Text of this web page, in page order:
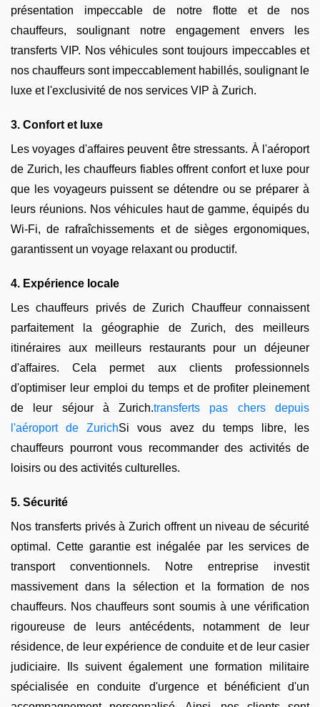
présentation impeccable de notre flotte et de nos
chauffeurs, soulignant notre engagement envers les
transferts VIP. Nos véhicules sont toujours impeccables et
nos chauffeurs sont impeccablement habillés, soulignant le
luxe et l'exclusivité de nos services VIP à Zurich.
3. Confort et luxe
Les voyages d'affaires peuvent être stressants. À l'aéroport
de Zurich, les chauffeurs fiables offrent confort et luxe pour
que les voyageurs puissent se détendre ou se préparer à
leurs réunions. Nos véhicules haut de gamme, équipés du
Wi-Fi, de rafraîchissements et de sièges ergonomiques,
garantissent un voyage relaxant ou productif.
4. Expérience locale
Les chauffeurs privés de Zurich Chauffeur connaissent
parfaitement la géographie de Zurich, des meilleurs
itinéraires aux meilleurs restaurants pour un déjeuner
d'affaires. Cela permet aux clients professionnels
d'optimiser leur emploi du temps et de profiter pleinement
de leur séjour à Zurich.transferts pas chers depuis
l'aéroport de ZurichSi vous avez du temps libre, les
chauffeurs pourront vous recommander des activités de
loisirs ou des activités culturelles.
5. Sécurité
Nos transferts privés à Zurich offrent un niveau de sécurité
optimal. Cette garantie est inégalée par les services de
transport conventionnels. Notre entreprise investit
massivement dans la sélection et la formation de nos
chauffeurs. Nos chauffeurs sont soumis à une vérification
rigoureuse de leurs antécédents, notamment de leur
résidence, de leur expérience de conduite et de leur casier
judiciaire. Ils suivent également une formation militaire
spécialisée en conduite d'urgence et bénéficient d'un